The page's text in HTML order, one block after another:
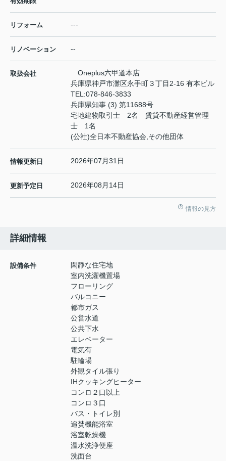
リフォーム ---
リノベーション --
取扱会社
Oneplus六甲道本店
兵庫県神戸市灘区永手町３丁目2-16 有本ビル
TEL:078-846-3833
兵庫県知事 (3) 第11688号
宅地建物取引士 2名 賃貸不動産経営管理
士 1名
(公社)全日本不動産協会,その他団体
情報更新日 2026年07月31日
更新予定日 2026年08月14日
情報の見方
詳細情報
設備条件
閑静な住宅地
室内洗濯機置場
フローリング
バルコニー
都市ガス
公営水道
公共下水
エレベーター
電気有
駐輪場
外観タイル張り
IHクッキングヒーター
コンロ２口以上
コンロ３口
バス・トイレ別
追焚機能浴室
浴室乾燥機
温水洗浄便座
洗面台